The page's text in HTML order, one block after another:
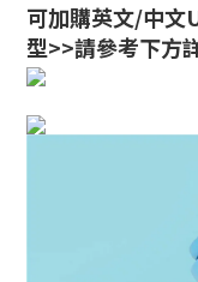
可加購英文/中文
型>>請參考下方